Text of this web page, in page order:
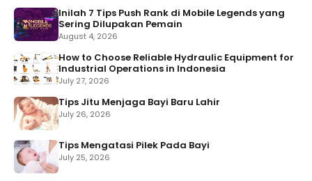
Inilah 7 Tips Push Rank di Mobile Legends yang
Sering Dilupakan Pemain
August 4, 2026
How to Choose Reliable Hydraulic Equipment for
Industrial Operations in Indonesia
July 27, 2026
Tips Jitu Menjaga Bayi Baru Lahir
July 26, 2026
Tips Mengatasi Pilek Pada Bayi
July 25, 2026